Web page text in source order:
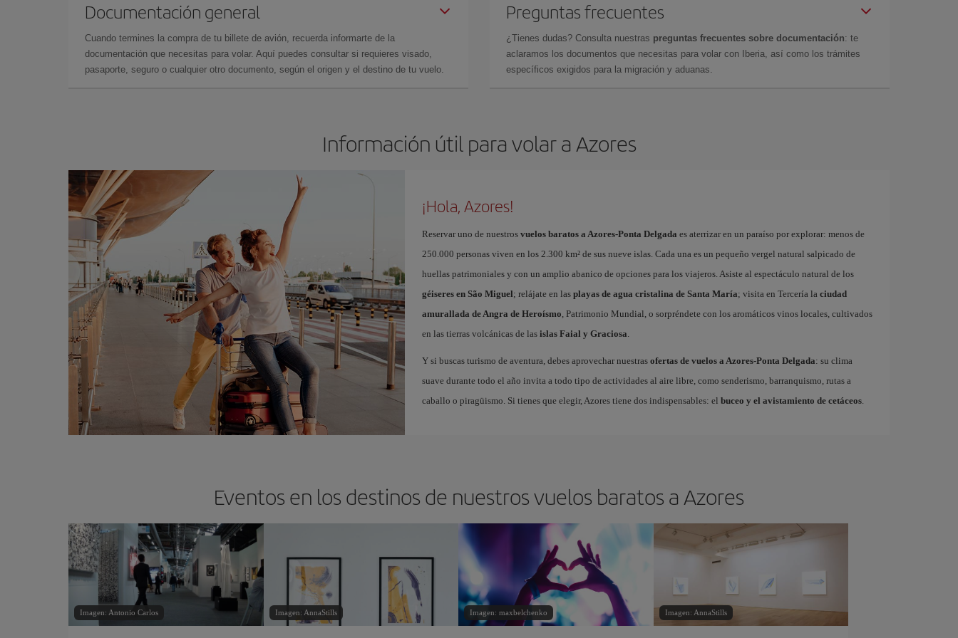
Documentación general
Cuando termines la compra de tu billete de avión, recuerda informarte de la
documentación que necesitas para volar. Aquí puedes consultar si requieres visado,
pasaporte, seguro o cualquier otro documento, según el origen y el destino de tu vuelo.
Preguntas frecuentes
¿Tienes dudas? Consulta nuestras preguntas frecuentes sobre documentación: te
aclaramos los documentos que necesitas para volar con Iberia, así como los trámites
específicos exigidos para la migración y aduanas.
Información útil para volar a Azores
¡Hola, Azores!
Reservar uno de nuestros vuelos baratos a Azores-Ponta Delgada es aterrizar en un paraíso por explorar: menos de
250.000 personas viven en los 2.300 km² de sus nueve islas. Cada una es un pequeño vergel natural salpicado de
huellas patrimoniales y con un amplio abanico de opciones para los viajeros. Asiste al espectáculo natural de los
géiseres en São Miguel; relájate en las playas de agua cristalina de Santa María; visita en Tercería la ciudad
amurallada de Angra de Heroísmo, Patrimonio Mundial, o sorpréndete con los aromáticos vinos locales, cultivados
en las tierras volcánicas de las islas Faial y Graciosa.
Y si buscas turismo de aventura, debes aprovechar nuestras ofertas de vuelos a Azores-Ponta Delgada: su clima
suave durante todo el año invita a todo tipo de actividades al aire libre, como senderismo, barranquismo, rutas a
caballo o piragüismo. Si tienes que elegir, Azores tiene dos indispensables: el buceo y el avistamiento de cetáceos.
Eventos en los destinos de nuestros vuelos baratos a Azores
Imagen: Antonio Carlos Imagen: AnnaStills Imagen: maxbelchenko Imagen: AnnaStills